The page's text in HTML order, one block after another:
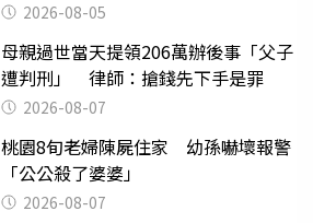
2026-08-05
母親過世當天提領206萬辦後事「父子
遭判刑」 律師：搶錢先下手是罪
2026-08-07
桃園8旬老婦陳屍住家 幼孫嚇壞報警
「公公殺了婆婆」
2026-08-07